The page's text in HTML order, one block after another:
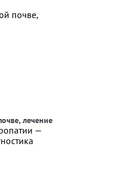
лечение